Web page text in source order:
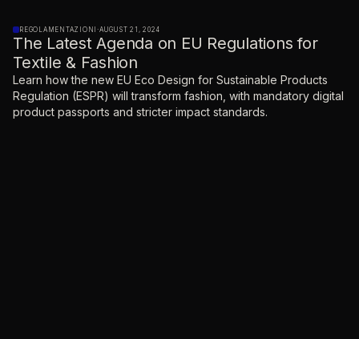
REGOLAMENTAZIONI ·AUGUST 21, 2024
The Latest Agenda on EU Regulations for
Textile & Fashion
Learn how the new EU Eco Design for Sustainable Products
Regulation (ESPR) will transform fashion, with mandatory digital
product passports and stricter impact standards.